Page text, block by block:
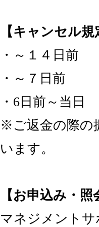
【キャンセル規
・～１４日
・～７日前
・6日前～当
※ご返金の際の
います。
【お申込み・照
マネジメント